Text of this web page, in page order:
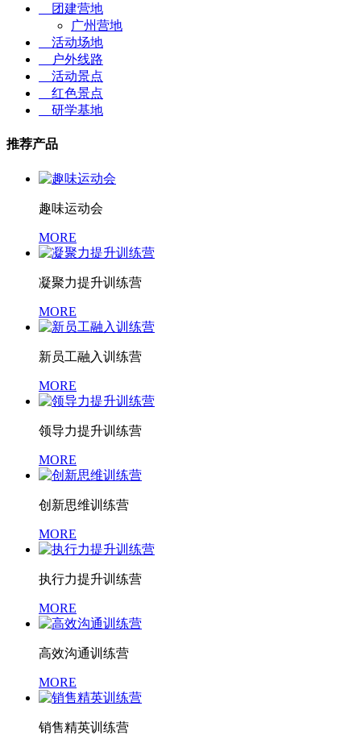
团建营地
广州营地
活动场地
户外线路
活动景点
红色景点
研学基地
推荐产品
趣味运动会
MORE
凝聚力提升训练营
MORE
新员工融入训练营
MORE
领导力提升训练营
MORE
创新思维训练营
MORE
执行力提升训练营
MORE
高效沟通训练营
MORE
销售精英训练营